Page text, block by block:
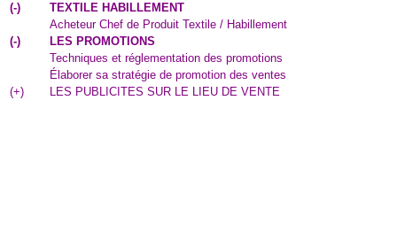
(-)
TEXTILE HABILLEMENT
Acheteur Chef de Produit Textile / Habillement
(-)
LES PROMOTIONS
Techniques et réglementation des promotions
Élaborer sa stratégie de promotion des ventes
(+) LES PUBLICITES SUR LE LIEU DE VENTE